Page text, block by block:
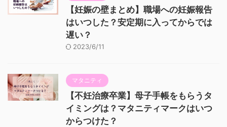
【妊娠の壁まとめ】職場への妊娠報告
はいつした？安定期に入ってからでは
遅い？
2023/6/11
マタニティ
【不妊治療卒業】母子手帳をもらうタ
イミングは？マタニティマークはいつ
からつけた？